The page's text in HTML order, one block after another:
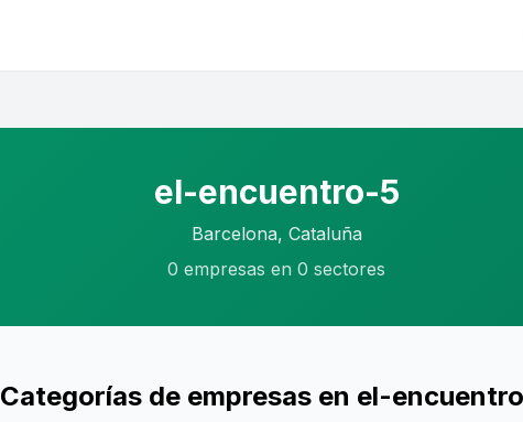
el-encuentro-5
Barcelona, Cataluña
0 empresas en 0 sectores
Categorías de empresas en el-